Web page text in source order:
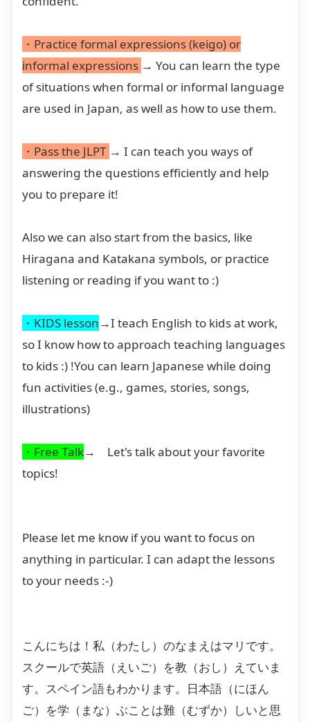
・Practice formal expressions (keigo) or
informal expressions → You can learn the type
of situations when formal or informal language
are used in Japan, as well as how to use them.
・Pass the JLPT → I can teach you ways of
answering the questions efficiently and help
you to prepare it!
Also we can also start from the basics, like
Hiragana and Katakana symbols, or practice
listening or reading if you want to :)
・KIDS lesson→I teach English to kids at work,
so I know how to approach teaching languages
to kids :) !You can learn Japanese while doing
fun activities (e.g., games, stories, songs,
illustrations)
・Free Talk→ Let's talk about your favorite
topics!
Please let me know if you want to focus on
anything in particular. I can adapt the lessons
to your needs :-)
こんにちは！私（わたし）のなまえはマリです。
スクールで英語（えいご）を教（おし）えていま
す。スペイン語もわかります。日本語（にほん
ご）を学（まな）ぶことは難（むずか）しいと思